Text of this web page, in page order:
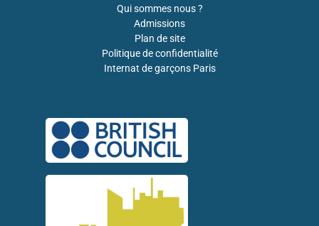
Qui sommes nous ?
Admissions
Plan de site
Politique de confidentialité
Internat de garçons Paris